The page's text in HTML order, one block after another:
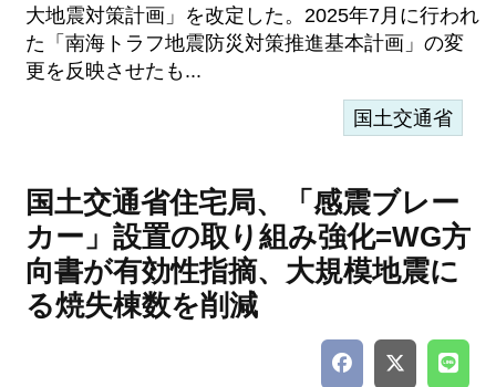
大地震対策計画」を改定した。2025年7月に行われ
た「南海トラフ地震防災対策推進基本計画」の変
更を反映させたも...
国土交通省
国土交通省住宅局、「感震ブレー
カー」設置の取り組み強化=WG方
向書が有効性指摘、大規模地震に
る焼失棟数を削減